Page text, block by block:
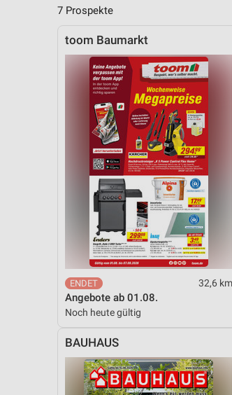
7 Prospekte
toom Baumarkt
32,6 km
Angebote ab 01.08.
Noch heute gültig
BAUHAUS